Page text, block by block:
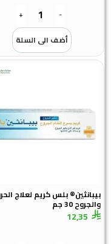
+
أضف الى السلة
بلس كريم لعلاج الحروق
30 جم
12,35